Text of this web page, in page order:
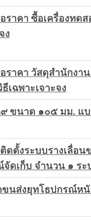
ราคา ซื้อเครื่องทด
ง
ราคา วัสดุสำนักงา
เฉพาะเจาะจง
ขนาด ๑๐๕ มม. แ
ดตั้งระบบรางเลื่อ
ดเก็บ จำนวน ๑ ระ
นส่งยุทโธปกรณ์หนั